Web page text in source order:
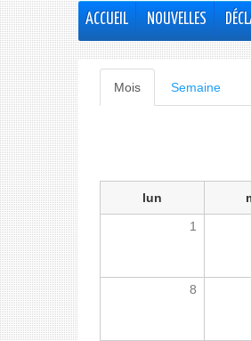
ACCUEIL NOUVELLES
Onglets
principaux
Mois (onglet
actif)
Semaine
lun
1
8